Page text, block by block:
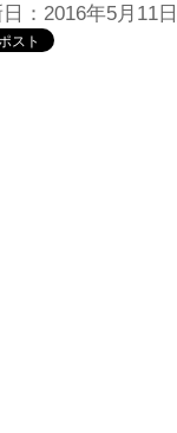
：2016年5月11日